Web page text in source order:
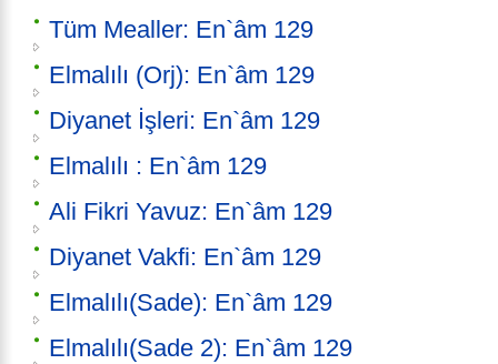
Tüm Mealler: En`âm 129
Elmalılı (Orj): En`âm 129
Diyanet İşleri: En`âm 129
Elmalılı : En`âm 129
Ali Fikri Yavuz: En`âm 129
Diyanet Vakfi: En`âm 129
Elmalılı(Sade): En`âm 129
Elmalılı(Sade 2): En`âm 129